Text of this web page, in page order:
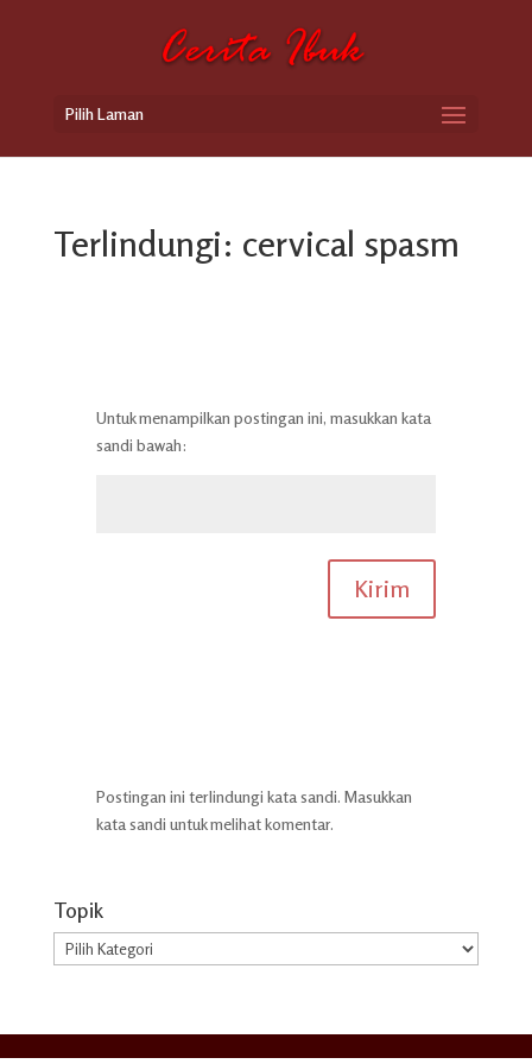
Pilih Laman
Terlindungi: cervical spasm
Untuk menampilkan postingan ini, masukkan kata
sandi bawah:
Kirim
Postingan ini terlindungi kata sandi. Masukkan
kata sandi untuk melihat komentar.
Topik
Topik